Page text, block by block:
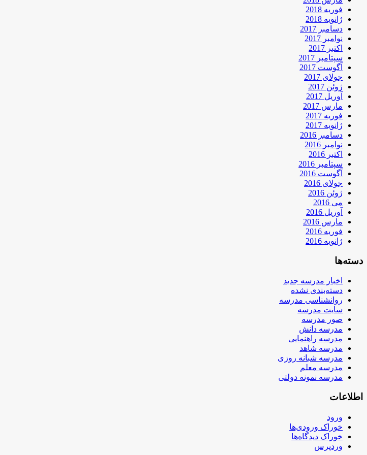
فوریه 2018
ژانویه 2018
دسامبر 2017
نوامبر 2017
اکتبر 2017
سپتامبر 2017
آگوست 2017
جولای 2017
ژوئن 2017
آوریل 2017
مارس 2017
فوریه 2017
ژانویه 2017
دسامبر 2016
نوامبر 2016
اکتبر 2016
سپتامبر 2016
آگوست 2016
جولای 2016
ژوئن 2016
می 2016
آوریل 2016
مارس 2016
فوریه 2016
ژانویه 2016
دسته‌ها
اخبار مدرسه جدید
دسته‌بندی نشده
روانشناسی مدرسه
سایت مدرسه
صور مدرسه
مدرسه دانش
مدرسه راهنمایی
مدرسه شاهد
مدرسه شبانه روزی
مدرسه معلم
مدرسه نمونه دولتی
اطلاعات
ورود
خوراک ورودی‌ها
خوراک دیدگاه‌ها
وردپرس